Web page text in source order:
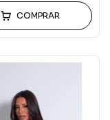
COMPRAR